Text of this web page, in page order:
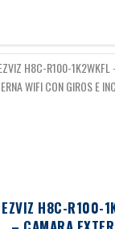
EZVIZ H8C-R100-